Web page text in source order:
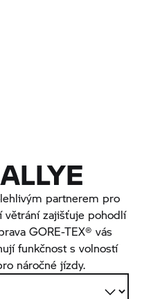
partnerem pro
větrání zajišťuje pohodlí
GORE-TEX® vás
funkčnost s volností
náročné jízdy.